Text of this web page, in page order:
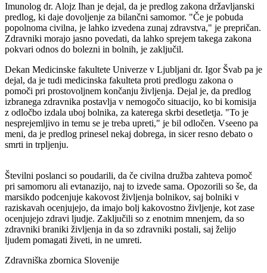
Imunolog dr. Alojz Ihan je dejal, da je predlog zakona državljanski
predlog, ki daje dovoljenje za bilančni samomor. "Če je pobuda
popolnoma civilna, je lahko izvedena zunaj zdravstva," je prepričan.
Zdravniki morajo jasno povedati, da lahko sprejem takega zakona
pokvari odnos do bolezni in bolnih, je zaključil.
Dekan Medicinske fakultete Univerze v Ljubljani dr. Igor Švab pa je
dejal, da je tudi medicinska fakulteta proti predlogu zakona o
pomoči pri prostovoljnem končanju življenja. Dejal je, da predlog
izbranega zdravnika postavlja v nemogočo situacijo, ko bi komisija
z odločbo izdala uboj bolnika, za katerega skrbi desetletja. "To je
nesprejemljivo in temu se je treba upreti," je bil odločen. Vseeno pa
meni, da je predlog prinesel nekaj dobrega, in sicer resno debato o
smrti in trpljenju.
Številni poslanci so poudarili, da če civilna družba zahteva pomoč
pri samomoru ali evtanazijo, naj to izvede sama. Opozorili so še, da
marsikdo podcenjuje kakovost življenja bolnikov, saj bolniki v
raziskavah ocenjujejo, da imajo bolj kakovostno življenje, kot zase
ocenjujejo zdravi ljudje. Zaključili so z enotnim mnenjem, da so
zdravniki braniki življenja in da so zdravniki postali, saj želijo
ljudem pomagati živeti, in ne umreti.
Zdravniška zbornica Slovenije